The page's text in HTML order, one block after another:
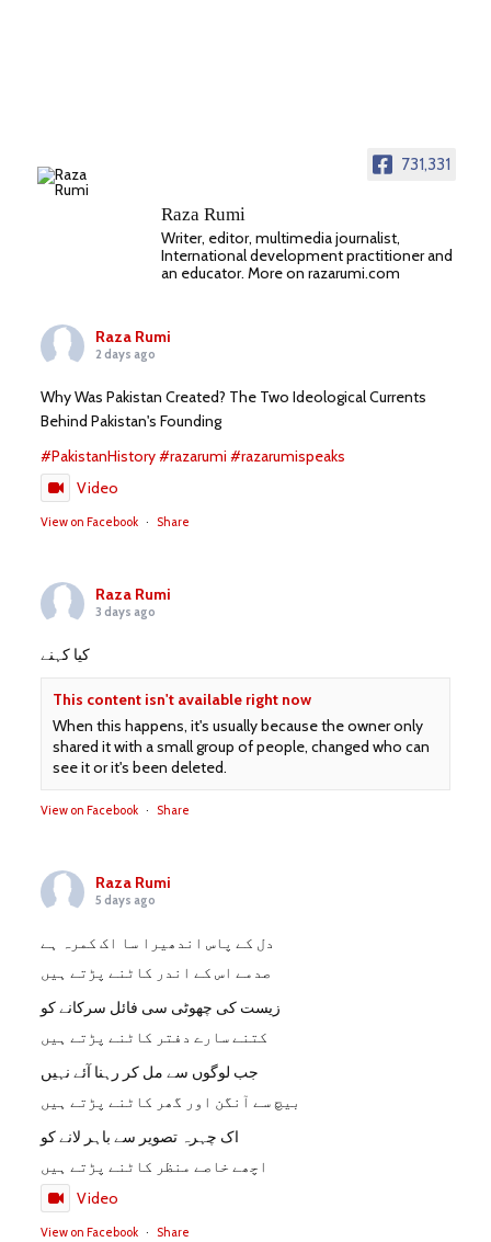
731,331
Raza Rumi
Writer, editor, multimedia journalist,
International development practitioner and
an educator. More on razarumi.com
Raza Rumi
2 days ago
Why Was Pakistan Created? The Two Ideological Currents
Behind Pakistan's Founding
#PakistanHistory#razarumi #razarumispeaks
Video
View on Facebook · Share
Raza Rumi
3 days ago
کیا کہنے
This content isn't available right now
When this happens, it's usually because the owner only
shared it with a small group of people, changed who can
see it or it's been deleted.
View on Facebook · Share
Raza Rumi
5 days ago
دل کے پاس اندھیرا سا اک کمرہ ہے
صدمے اس کے اندر کاٹنے پڑتے ہیں
زیست کی چھوٹی سی فائل سرکانے کو
کتنے سارے دفتر کاٹنے پڑتے ہیں
جب لوگوں سے مل کر رہنا آئے نہیں
بیچ سے آنگن اور گھر کاٹنے پڑتے ہیں
اک چہرہ تصویر سے باہر لانے کو
اچھے خاصے منظر کاٹنے پڑتے ہیں
Video
View on Facebook · Share